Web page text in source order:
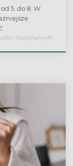
5. do 8. W
związanych